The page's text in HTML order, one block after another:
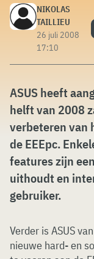
NIKOLAS
TAILLIEU
26 juli 2008
17:10
ASUS heeft
helft van 2008
verbeteren van
de EEEpc.
features zijn
uithoudt en
gebruiker.
Verder is ASUS
nieuwe hard- en